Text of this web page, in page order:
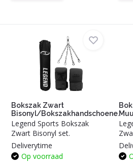
Bokszak Zwart
Bisonyl/Bokszakhandschoene...
Legend Sports Bokszak
Zwart Bisonyl set.
Deliverytime
Op voorraad